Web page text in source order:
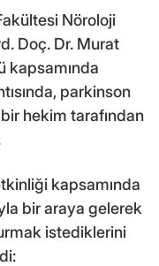
Nöroloji
Doç. Dr. Murat
kapsamında
parkinson
bir hekim tarafından
kapsamında
bir araya gelerek
istediklerini